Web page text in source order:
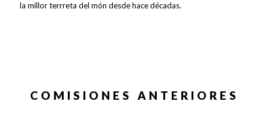
la millor terrreta del món desde hace décadas.
COMISIONES ANTERIORES